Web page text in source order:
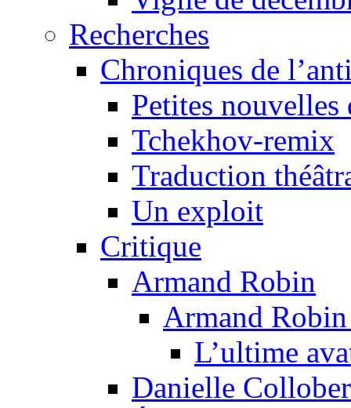
Recherches
Chroniques de
Petites
Tchekhov-remix
Traduction
Un exploit
Critique
Armand Robin
Armand
L’ultime
Danielle